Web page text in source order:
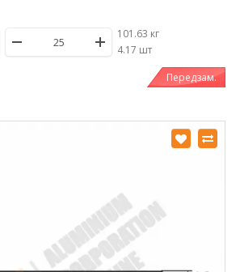
101.63 кг
/4.17 шт
Передзам.